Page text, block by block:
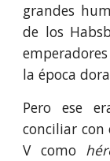
grandes
de los
la época
Pero ese
conciliar con
V como